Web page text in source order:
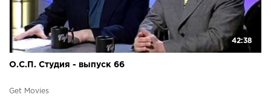
42:38
О.С.П. Студия - выпуск 66
Get Movies